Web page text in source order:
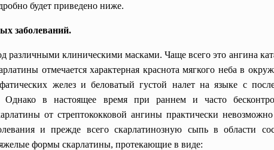
будет приведено ниже.
заболеваний.
различными клиническими масками. Чаще всего это ангина
отмечается характерная краснота мягкого неба в
желез и беловатый густой налет на языке с
в настоящее время при раннем и часто
от стрептококковой ангины практически
и прежде всего скарлатинозную сыпь в области
формы скарлатины, протекающие в виде: